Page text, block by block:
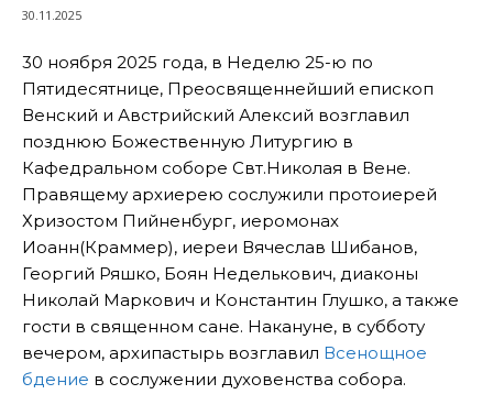
30.11.2025
30 ноября 2025 года, в Неделю 25-ю по
Пятидесятнице, Преосвященнейший епископ
Венский и Австрийский Алексий возглавил
позднюю Божественную Литургию в
Кафедральном соборе Свт.Николая в Вене.
Правящему архиерею сослужили протоиерей
Хризостом Пийненбург, иеромонах
Иоанн(Краммер), иереи Вячеслав Шибанов,
Георгий Ряшко, Боян Неделькович, диаконы
Николай Маркович и Константин Глушко, а также
гости в священном сане. Накануне, в субботу
вечером, архипастырь возглавил Всенощное
бдение в сослужении духовенства собора.